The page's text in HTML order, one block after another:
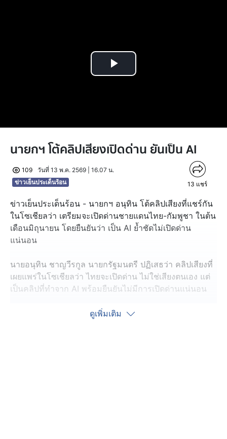
Play
นายกฯ โต้คลิปเสียงเปิดด่าน ยันเป็น AI
109
วันที่ 13 พ.ค. 2569 | 16.07 น.
ข่าวเย็นประเด็นร้อน
13 แชร์
ข่าวเย็นประเด็นร้อน - นายกฯ อนุทิน โต้คลิปเสียงที่แชร์กัน
ในโซเชียลว่า เตรียมจะเปิดด่านชายแดนไทย-กัมพูชา ในต้น
เดือนมิถุนายน โดยยืนยันว่า เป็น AI ย้ำชัดไม่เปิดด่าน
แน่นอน
นายอนุทิน ชาญวีรกูล นายกรัฐมนตรี ปฏิเสธว่า คลิปเสียงที่
เผยแพร่ในโซเชียลว่า ไทยจะเปิดด่าน ไม่ใช่เสียงตนเอง แต่
เป็นคลิปที่ทำจาก AI พร้อมยืนยันไม่มีการเปิดด่านแน่นอน
สำหรับกรณีที่สมเด็จ ฮุน เซน ประธานวุฒิสภากัมพูชา และ
ดูเพิ่มเติม